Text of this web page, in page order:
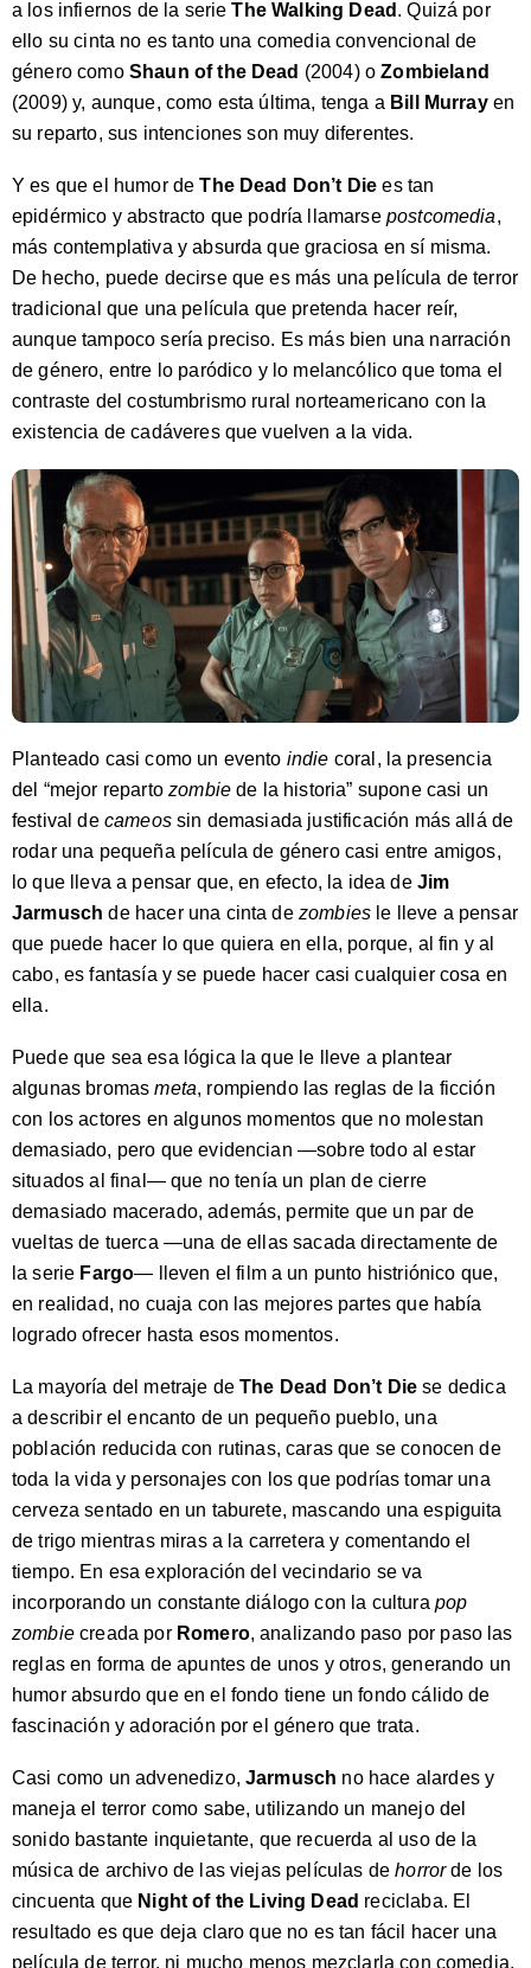
a los infiernos de la serieThe Walking Dead . Quizá por
ello su cinta no es tanto una comedia convencional de
género como Shaun of the Dead (2004) oZombieland
(2009) y, aunque, como esta última, tenga a Bill Murrayen
su reparto, sus intenciones son muy diferentes.
Y es que el humor deThe Dead Don’t Die es tan
epidérmico y abstracto que podría llamarse postcomedia,
más contemplativa y absurda que graciosa en sí misma.
De hecho, puede decirse que es más una película de terror
tradicional que una película que pretenda hacer reír,
aunque tampoco sería preciso. Es más bien una narración
de género, entre lo paródico y lo melancólico que toma el
contraste del costumbrismo rural norteamericano con la
existencia de cadáveres que vuelven a la vida.
Planteado casi como un evento indie coral, la presencia
del “mejor repartozombie de la historia” supone casi un
festival de cameossin demasiada justificación más allá de
rodar una pequeña película de género casi entre amigos,
lo que lleva a pensar que, en efecto, la idea de Jim
Jarmusch de hacer una cinta de zombies le lleve a pensar
que puede hacer lo que quiera en ella, porque, al fin y al
cabo, es fantasía y se puede hacer casi cualquier cosa en
ella.
Puede que sea esa lógica la que le lleve a plantear
algunas bromasmeta, rompiendo las reglas de la ficción
con los actores en algunos momentos que no molestan
demasiado, pero que evidencian —sobre todo al estar
situados al final— que no tenía un plan de cierre
demasiado macerado, además, permite que un par de
vueltas de tuerca —una de ellas sacada directamente de
la serie Fargo— lleven el film a un punto histriónico que,
en realidad, no cuaja con las mejores partes que había
logrado ofrecer hasta esos momentos.
La mayoría del metraje deThe Dead Don’t Die se dedica
a describir el encanto de un pequeño pueblo, una
población reducida con rutinas, caras que se conocen de
toda la vida y personajes con los que podrías tomar una
cerveza sentado en un taburete, mascando una espiguita
de trigo mientras miras a la carretera y comentando el
tiempo. En esa exploración del vecindario se va
incorporando un constante diálogo con la cultura pop
zombiecreada por Romero, analizando paso por paso las
reglas en forma de apuntes de unos y otros, generando un
humor absurdo que en el fondo tiene un fondo cálido de
fascinación y adoración por el género que trata.
Casi como un advenedizo, Jarmusch no hace alardes y
maneja el terror como sabe, utilizando un manejo del
sonido bastante inquietante, que recuerda al uso de la
música de archivo de las viejas películas dehorrorde los
cincuenta que Night of the Living Dead reciclaba. El
resultado es que deja claro que no es tan fácil hacer una
película de terror, ni mucho menos mezclarla con comedia,